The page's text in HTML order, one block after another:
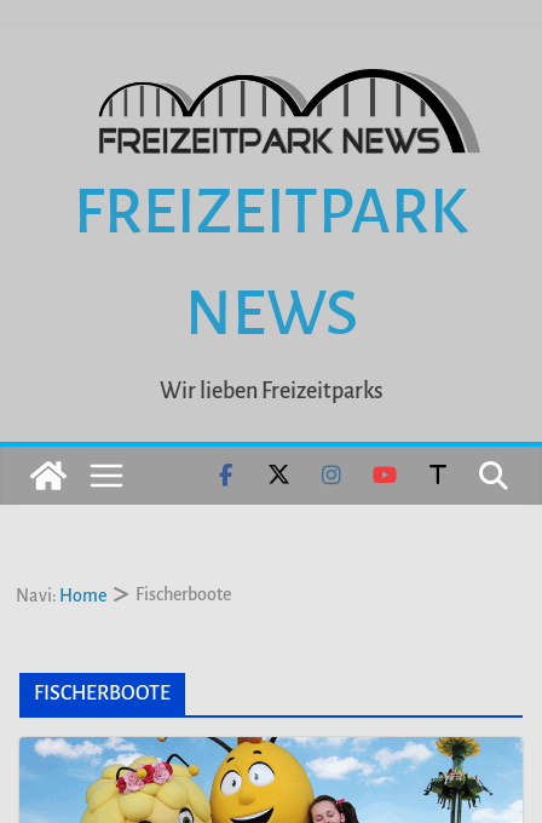
FREIZEITPARK
NEWS
Wir lieben Freizeitparks
Navi: Home Fischerboote
FISCHERBOOTE